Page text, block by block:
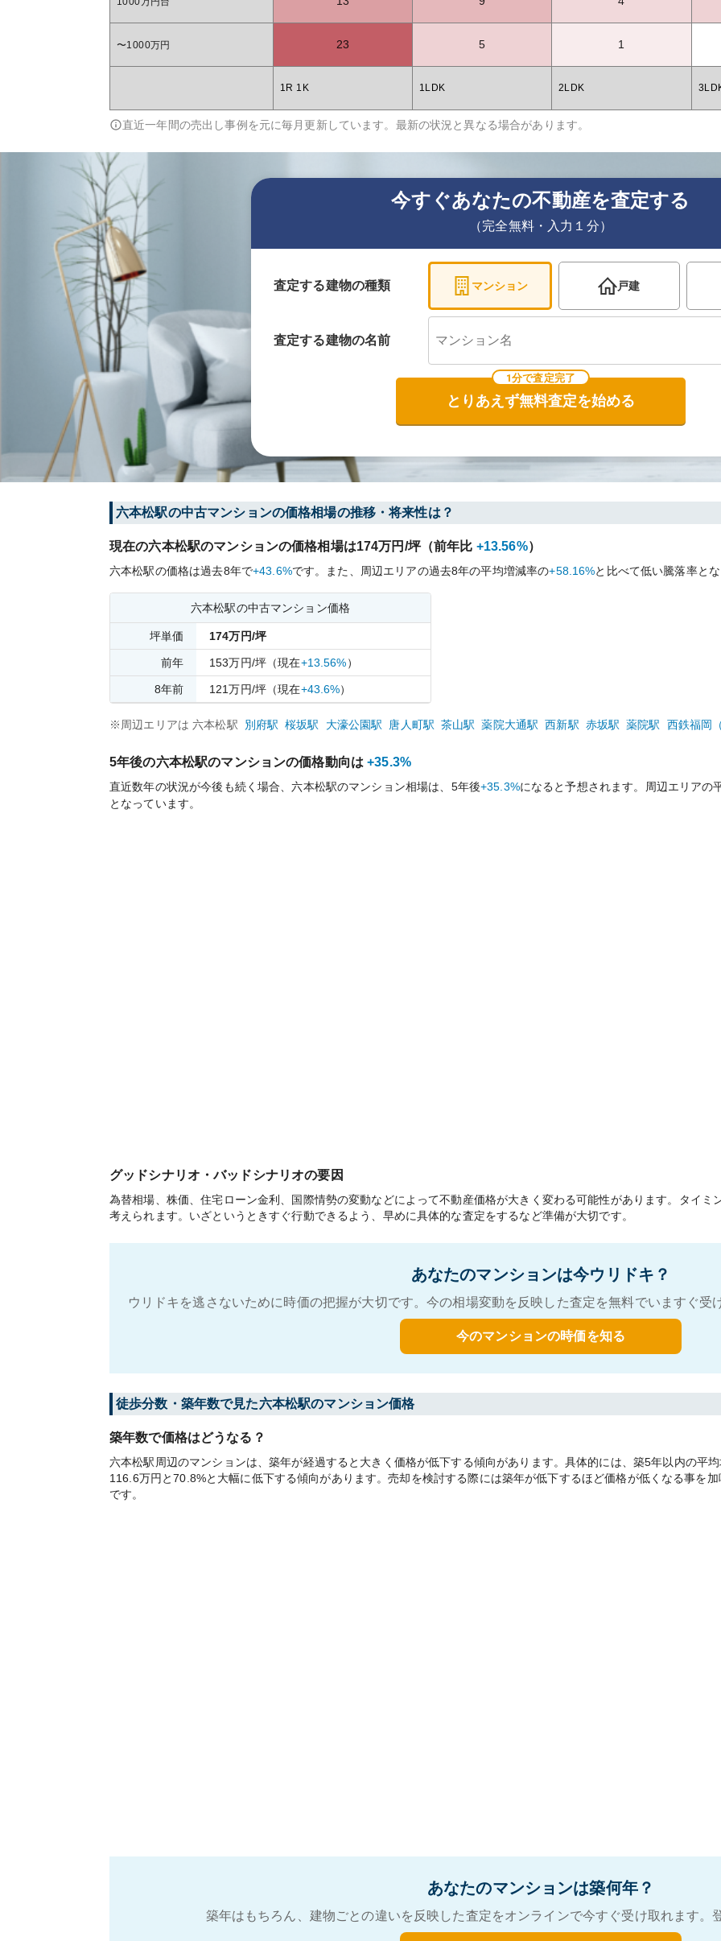
〜1000万円 23 5 1
1R 1K 1LDK 2LDK
直近一年間の売出し事例を元に毎月更新しています。最新の状況と異なる場合があります。
今すぐあなたの不動産を査定する
（完全無料・入力１分）
査定する建物の種類 マンション 戸建
査定する建物の名前
1分で査定完了
とりあえず無料査定を始める
六本松駅の中古マンションの価格相場の推移・将来性は？
現在の六本松駅のマンションの価格相場は174万円/坪（前年比 +13.56%）
六本松駅の価格は過去8年で+43.6%です。 また、周辺エリアの過去8年の平均増減率の+58.16%と比べて低い騰落率と
六本松駅の中古マンション価格
坪単価 174万円/坪
前年 153万円/坪 （現在+13.56%）
8年前 121万円/坪 （現在+43.6%）
※周辺エリアは 六本松駅 別府駅 桜坂駅 大濠公園駅 唐人町駅 茶山駅 薬院大通駅 西新駅 赤坂駅 薬院駅 西鉄福岡
5年後の六本松駅のマンションの価格動向は +35.3%
直近数年の状況が今後も続く場合、六本松駅のマンション相場は、5年後+35.3%になると予想されます。周辺エリアの
となっています。
グッドシナリオ・バッドシナリオの要因
為替相場、株価、住宅ローン金利、国際情勢の変動などによって不動産価格が大きく変わる可能性があります。タイミ
考えられます。いざというときすぐ行動できるよう、早めに具体的な査定をするなど準備が大切です。
あなたのマンションは今ウリドキ？
ウリドキを逃さないために時価の把握が大切です。今の相場変動を反映した査定を無料でいますぐ
今のマンションの時価を知る
徒歩分数・築年数で見た六本松駅のマンション価格
築年数で価格はどうなる？
六本松駅周辺のマンションは、築年が経過すると大きく価格が低下する傾向があります。具体的には、築5年以内の平
116.6万円と70.8%と大幅に低下する傾向があります。売却を検討する際には築年が低下するほど価格が低くなる事を
です。
あなたのマンションは築何年？
築年はもちろん、建物ごとの違いを反映した査定をオンラインで今すぐ受け取れます。